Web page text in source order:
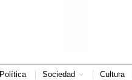
Política Sociedad Cultura